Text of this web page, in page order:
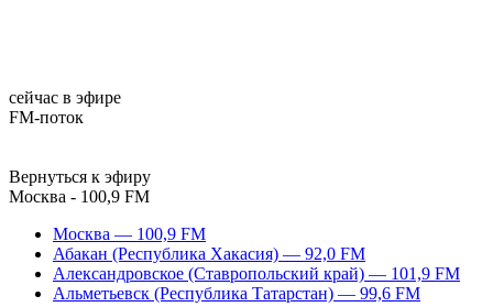
сейчас в эфире
FM-поток
Вернуться к эфиру
Москва - 100,9 FM
Москва — 100,9 FM
Абакан (Республика Хакасия) — 92,0 FM
Александровское (Ставропольский край) — 101,9 FM
Альметьевск (Республика Татарстан) — 99,6 FM